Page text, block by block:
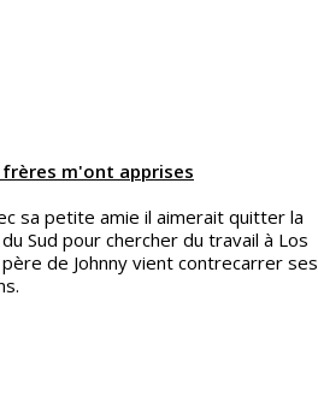
frères m'ont apprises
sa petite amie il aimerait quitter la
Sud pour chercher du travail à Los
de Johnny vient contrecarrer ses